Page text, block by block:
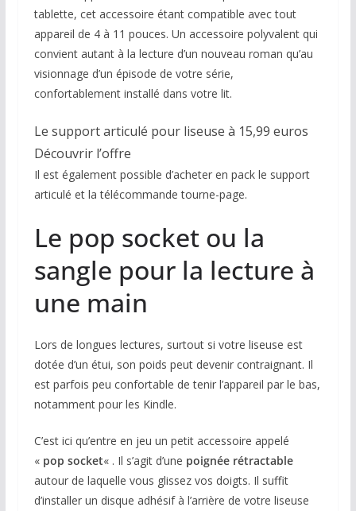
tablette, cet accessoire étant compatible avec tout
appareil de 4 à 11 pouces. Un accessoire polyvalent qui
convient autant à la lecture d’un nouveau roman qu’au
visionnage d’un épisode de votre série,
confortablement installé dans votre lit.
Le support articulé pour liseuse à 15,99 euros
Découvrir l’offre
Il est également possible d’acheter en pack le support
articulé et la télécommande tourne-page.
Le pop socket ou la
sangle pour la lecture à
une main
Lors de longues lectures, surtout si votre liseuse est
dotée d’un étui, son poids peut devenir contraignant. Il
est parfois peu confortable de tenir l’appareil par le bas,
notamment pour les Kindle.
C’est ici qu’entre en jeu un petit accessoire appelé
« pop socket« . Il s’agit d’une poignée rétractable
autour de laquelle vous glissez vos doigts. Il suffit
d’installer un disque adhésif à l’arrière de votre liseuse